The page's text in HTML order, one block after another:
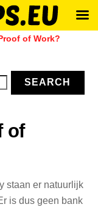
of Work?
SEARCH
of
staan er natuurlijk
is dus geen bank